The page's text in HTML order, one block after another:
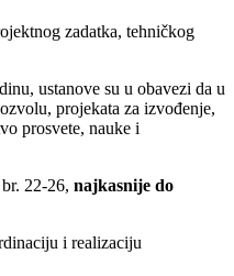
zadatka, tehničkog
ustanove su u obavezi da u
projekata za izvođenje,
prosvete, nauke i
22-26, najkasnije do
i realizaciju